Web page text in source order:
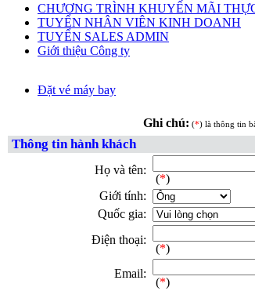
CHƯƠNG TRÌNH KHUYẾN MÃI
TUYỂN NHÂN VIÊN KINH DOANH
TUYỂN SALES ADMIN
Giới thiệu Công ty
Đặt vé máy bay
Ghi chú: (*) là thông tin
Thông tin hành khách
Họ và tên:
(*)
Giới tính:
Quốc gia:
Điện thoại:
(*)
Email:
(*)